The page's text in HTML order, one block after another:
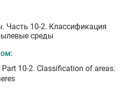
Часть 10-2. Классификация
среды
10-2. Classification of areas.